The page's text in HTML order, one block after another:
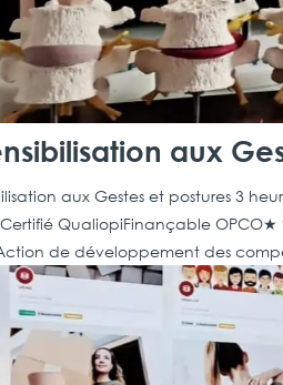
aux
aux Gestes et postures 3
QualiopiFinançable OPCO★
de développement des